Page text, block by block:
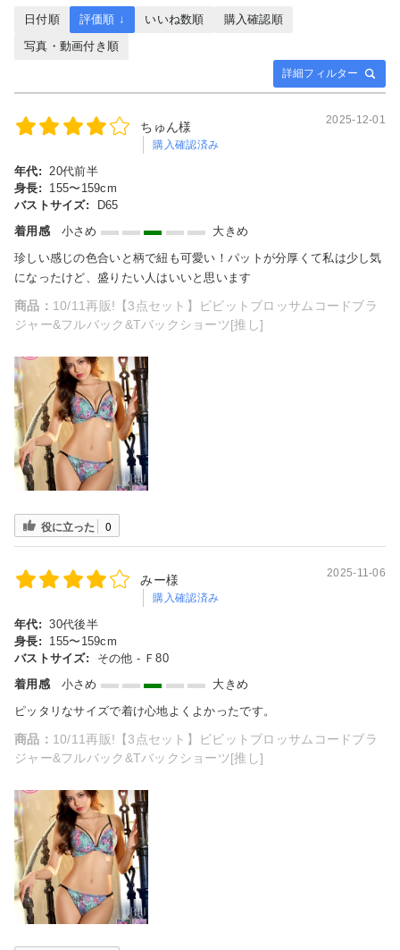
詳細フィルター
日付順 評価順 ↓ いいね数順
購入確認順
写真・動画付き順
ちゅん様
購入確認済み
2025-12-01
年代: 20代前半
身長:
155〜159cm
バストサイズ:
D65
着用感
小さめ
大きめ
珍しい感じの色合いと柄で紐も可愛い！パットが分厚くて私は少し気
になったけど、盛りたい人はいいと思います
商品： 10/11再販!【3点セット】ビビットブロッサムコードブラ
ジャー&フルバック&Tバックショーツ[推し]
役に立った 0
みー様
購入確認済み
2025-11-06
年代: 30代後半
身長:
155〜159cm
バストサイズ:
その他 - Ｆ80
着用感
小さめ
大きめ
ピッタリなサイズで着け心地よくよかったです。
商品： 10/11再販!【3点セット】ビビットブロッサムコードブラ
ジャー&フルバック&Tバックショーツ[推し]